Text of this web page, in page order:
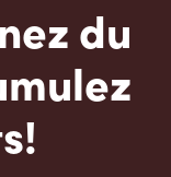
du